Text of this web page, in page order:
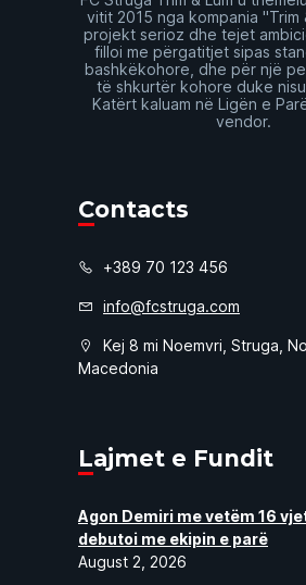
vitit 2015 nga kompania "Trim
projekt serioz dhe tejet
filloi me përgatitjet sipas
bashkëkohore, dhe për një
të shkurtër kohore duke
Katërt kaluam në Ligën e
vendor.
Contacts
+389 70 123 456
info@fcstruga.com
Kej 8 mi Noemvri, Struga,
Macedonia
Lajmet e Fundit
Agon Demiri me vetëm 16
debutoi me ekipin e parë
August 2, 2026